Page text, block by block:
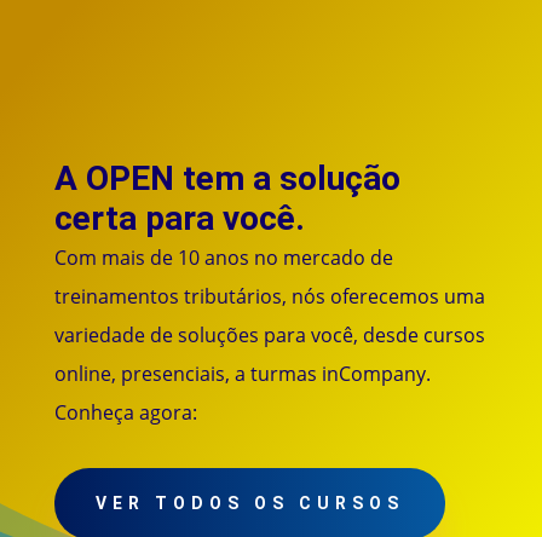
A OPEN tem a solução
certa para você.
Com mais de 10 anos no mercado de
treinamentos tributários, nós oferecemos uma
variedade de soluções para você, desde cursos
online, presenciais, a turmas inCompany.
Conheça agora:
VER TODOS OS CURSOS